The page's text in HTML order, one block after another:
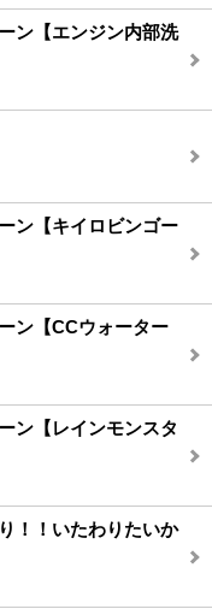
ン【エンジン内部洗
ン【キイロビンゴー
ン【CCウォーター
ン【レインモンスタ
！！いたわりたいか